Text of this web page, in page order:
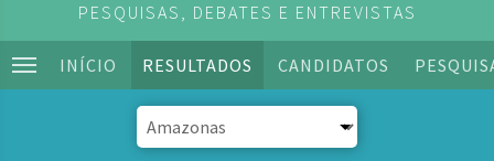
PESQUISAS, DEBATES E ENTREVISTAS
INÍCIO RESULTADOS CANDIDATOS